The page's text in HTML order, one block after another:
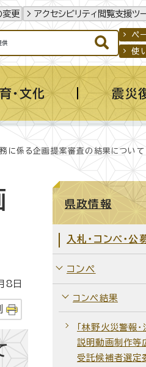
変更 アクセシビリティ閲覧支援ツ
ペ
使
・文化 震災
に係る企画提案審査の結果について
8日
県政情報
入札・コンペ・公
コンペ
コンペ結果
「林野火災警報
説明動画制作等
受託候補者選定